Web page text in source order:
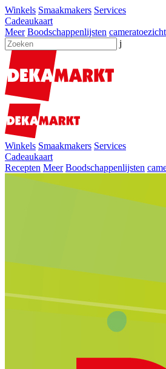
Winkels Smaakmakers Services
Cadeaukaart
Meer Boodschappenlijsten cameratoezicht
j
Winkels Smaakmakers Services
Cadeaukaart
Recepten Meer Boodschappenlijsten